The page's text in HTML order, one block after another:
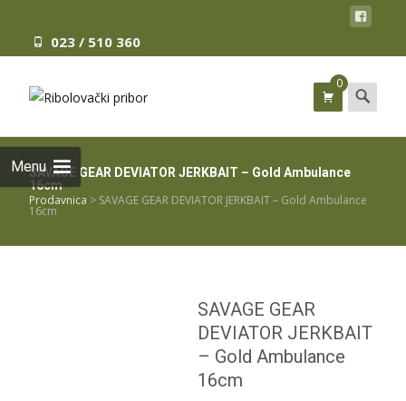
023 / 510 360
Menu
0 Search
for:
SAVAGE GEAR DEVIATOR JERKBAIT – Gold Ambulance
16cm
Prodavnica > SAVAGE GEAR DEVIATOR JERKBAIT – Gold Ambulance
16cm
SAVAGE GEAR
DEVIATOR JERKBAIT
– Gold Ambulance
16cm